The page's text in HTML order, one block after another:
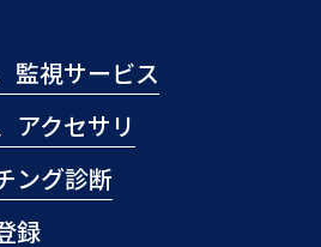
監視サービス
アクセサリ
ング診断
録